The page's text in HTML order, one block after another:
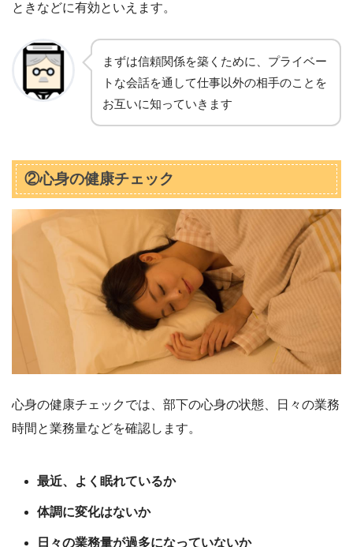
ときなどに有効といえます。
まずは信頼関係を築くために、プライベー
トな会話を通して仕事以外の相手のことを
お互いに知っていきます
②心身の健康チェック
心身の健康チェックでは、部下の心身の状態、日々の業務
時間と業務量などを確認します。
最近、よく眠れているか
体調に変化はないか
日々の業務量が過多になっていないか